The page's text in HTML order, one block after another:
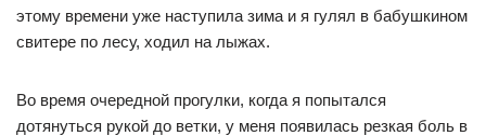
этому времени уже наступила зима и я гулял в бабушкином
свитере по лесу, ходил на лыжах.
Во время очередной прогулки, когда я попытался
дотянуться рукой до ветки, у меня появилась резкая боль в